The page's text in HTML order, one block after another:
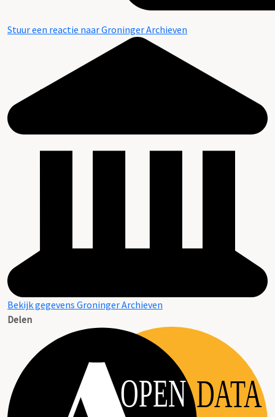
Stuur een reactie naar Groninger Archieven
Bekijk gegevens Groninger Archieven
Delen
OPEN DATA